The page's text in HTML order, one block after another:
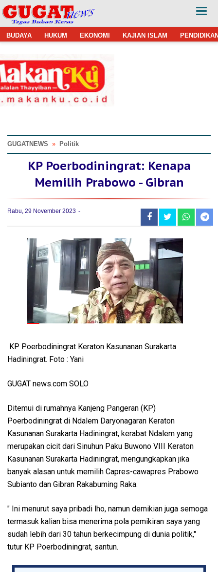
BUDAYA HUKUM EKONOMI KAJIAN ISLAM
GUGATNEWS » Politik
KP Poerbodiningrat: Kenapa
Memilih Prabowo - Gibran
Rabu, 29 November 2023
KP Poerbodiningrat Keraton Kasunanan Surakarta
Hadiningrat. Foto : Yani
GUGAT news.com SOLO
Ditemui di rumahnya Kanjeng Pangeran (KP)
Poerbodiningrat di Ndalem Daryonagaran Keraton
Kasunanan Surakarta Hadiningrat, kerabat Ndalem yang
merupakan cicit dari Sinuhun Paku Buwono VIII Keraton
Kasunanan Surakarta Hadiningrat, mengungkapkan jika
banyak alasan untuk memilih Capres-cawapres Prabowo
Subianto dan Gibran Rakabuming Raka.
" Ini menurut saya pribadi lho, namun demikian juga semoga
termasuk kalian bisa menerima pola pemikiran saya yang
sudah lebih dari 30 tahun berkecimpung di dunia politik,"
tutur KP Poerbodiningrat, santun.